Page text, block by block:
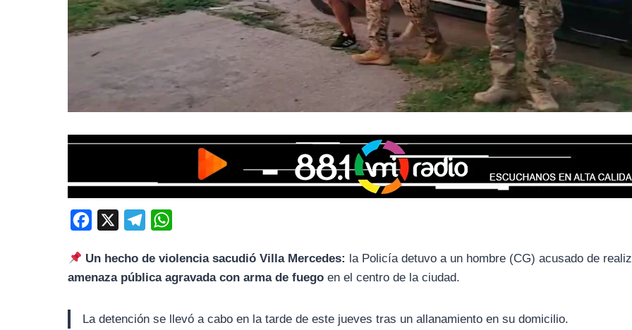
c
e
o
l
e
r
a
t
A
Un hecho de violencia sacudió Villa Mercedes: la Policía detuvo a un hombre (CG) acusado de
amenaza pública agravada con arma de fuego en el centro de la ciudad.
La detención se llevó a cabo en la tarde de este jueves tras un allanamiento en su domicilio.